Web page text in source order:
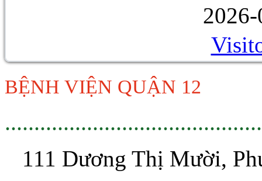
BỆNH VIỆN QUẬN 12
111 Dương Thị Mười,